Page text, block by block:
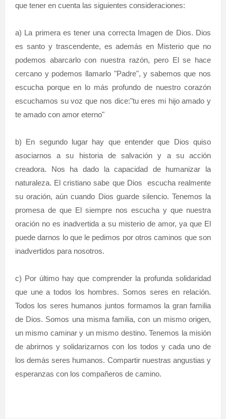
que tener en cuenta las siguientes consideraciones:
a) La primera es tener una correcta Imagen de Dios. Dios
es santo y trascendente, es además en Misterio que no
podemos abarcarlo con nuestra razón, pero El se hace
cercano y podemos llamarlo "Padre", y sabemos que nos
escucha porque en lo más profundo de nuestro corazón
escuchamos su voz que nos dice:"tu eres mi hijo amado y
te amado con amor eterno"
b) En segundo lugar hay que entender que Dios quiso
asociarnos a su historia de salvación y a su acción
creadora. Nos ha dado la capacidad de humanizar la
naturaleza. El cristiano sabe que Dios escucha realmente
su oración, aún cuando Dios guarde silencio. Tenemos la
promesa de que El siempre nos escucha y que nuestra
oración no es inadvertida a su misterio de amor, ya que El
puede darnos lo que le pedimos por otros caminos que son
inadvertidos para nosotros.
c) Por último hay que comprender la profunda solidaridad
que une a todos los hombres. Somos seres en relación.
Todos los seres humanos juntos formamos la gran familia
de Dios. Somos una misma familia, con un mismo origen,
un mismo caminar y un mismo destino. Tenemos la misión
de abrirnos y solidarizarnos con los todos y cada uno de
los demás seres humanos. Compartir nuestras angustias y
esperanzas con los compañeros de camino.